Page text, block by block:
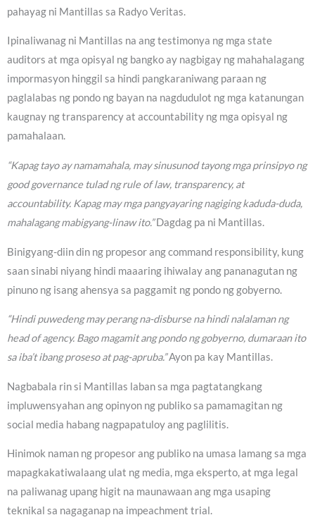
pahayag ni Mantillas sa Radyo Veritas.
Ipinaliwanag ni Mantillas na ang testimonya ng mga state
auditors at mga opisyal ng bangko ay nagbigay ng mahahalagang
impormasyon hinggil sa hindi pangkaraniwang paraan ng
paglalabas ng pondo ng bayan na nagdudulot ng mga katanungan
kaugnay ng transparency at accountability ng mga opisyal ng
pamahalaan.
“Kapag tayo ay namamahala, may sinusunod tayong mga prinsipyo ng
good governance tulad ng rule of law, transparency, at
accountability. Kapag may mga pangyayaring nagiging kaduda-duda,
mahalagang mabigyang-linaw ito.”Dagdag pa ni Mantillas.
Binigyang-diin din ng propesor ang command responsibility, kung
saan sinabi niyang hindi maaaring ihiwalay ang pananagutan ng
pinuno ng isang ahensya sa paggamit ng pondo ng gobyerno.
“Hindi puwedeng may perang na-disburse na hindi nalalaman ng
head of agency. Bago magamit ang pondo ng gobyerno, dumaraan ito
sa iba’t ibang proseso at pag-apruba.”Ayon pa kay Mantillas.
Nagbabala rin si Mantillas laban sa mga pagtatangkang
impluwensyahan ang opinyon ng publiko sa pamamagitan ng
social media habang nagpapatuloy ang paglilitis.
Hinimok naman ng propesor ang publiko na umasa lamang sa mga
mapagkakatiwalaang ulat ng media, mga eksperto, at mga legal
na paliwanag upang higit na maunawaan ang mga usaping
teknikal sa nagaganap na impeachment trial.